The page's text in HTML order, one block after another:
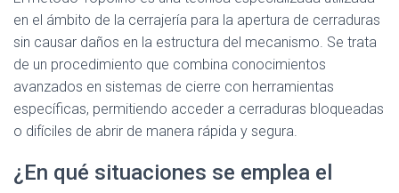
en el ámbito de la cerrajería para la apertura de cerraduras
sin causar daños en la estructura del mecanismo. Se trata
de un procedimiento que combina conocimientos
avanzados en sistemas de cierre con herramientas
específicas, permitiendo acceder a cerraduras bloqueadas
o difíciles de abrir de manera rápida y segura.
¿En qué situaciones se emplea el